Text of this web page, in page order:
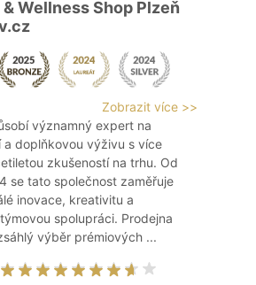
Wellness Shop Plzeň
Zobrazit více >>
významný expert na
a doplňkovou výživu s více
zkušeností na trhu. Od
se tato společnost zaměřuje
inovace, kreativitu a
spolupráci. Prodejna
výběr prémiových ...